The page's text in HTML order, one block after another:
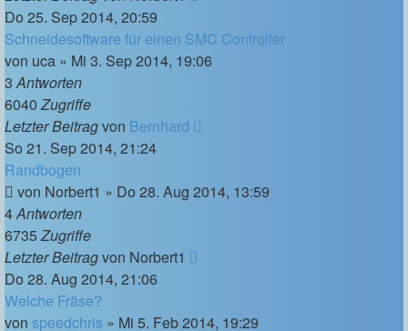
Do 25. Sep 2014, 20:59
Schneidesoftware für einen SMC Controller
von uca » Mi 3. Sep 2014, 19:06
3Antworten
6040Zugriffe
Letzter Beitragvon Bernhard
So 21. Sep 2014, 21:24
Randbogen
von Norbert1 » Do 28. Aug 2014, 13:59
4Antworten
6735Zugriffe
Letzter Beitragvon Norbert1
Do 28. Aug 2014, 21:06
Welche Fräse?
von speedchris » Mi 5. Feb 2014, 19:29